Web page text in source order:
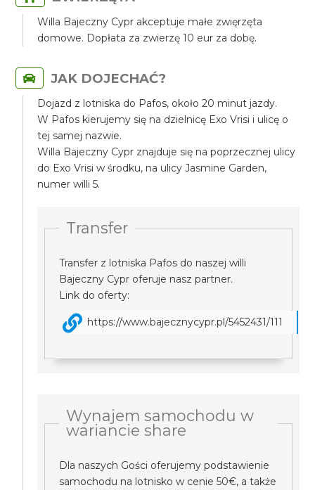
Willa Bajeczny Cypr akceptuje małe zwięrzęta
domowe. Dopłata za zwierzę 10 eur za dobę.
JAK DOJECHAĆ?
Dojazd z lotniska do Pafos, około 20 minut jazdy.
W Pafos kierujemy się na dzielnicę Exo Vrisi i ulicę o
tej samej nazwie.
Willa Bajeczny Cypr znajduje się na poprzecznej ulicy
do Exo Vrisi w środku, na ulicy Jasmine Garden,
numer willi 5.
Transfer
Transfer z lotniska Pafos do naszej willi
Bajeczny Cypr oferuje nasz partner.
Link do oferty:
https://www.bajecznycypr.pl/5452431/111
Wynajem samochodu w
wariancie share
Dla naszych Gości oferujemy podstawienie
samochodu na lotnisko w cenie 50€, a także